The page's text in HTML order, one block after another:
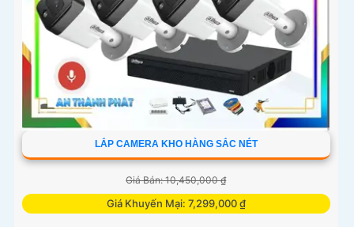
LẮP CAMERA KHO HÀNG SẮC NÉT
Giá Bán: 10,450,000 ₫
Giá Khuyến Mại: 7,299,000 ₫